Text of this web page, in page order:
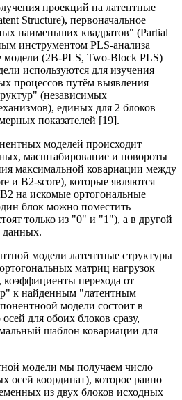
проекций на латентные
Structure), первоначальное
наименьших квадратов" (Partial
инструментом PLS-анализа
модели (2B-PLS, Two-Block PLS)
используются для изучения
процессов путём выявления
(независимых
единых для 2 блоков
показателей [19].
моделей происходит
масштабирование и повороты
максимальной ковариации между
и B2-score), которые являются
на искомые ортогональные
блок можно поместить
только из "0" и "1"), а в другой
данных.
модели латентные структуры
матриц нагрузок
перехода от
к найденным "латентным
модели состоит в
для обоих блоков сразу,
шаблон ковариации для
модели мы получаем число
осей координат), которое равно
из двух блоков исходных